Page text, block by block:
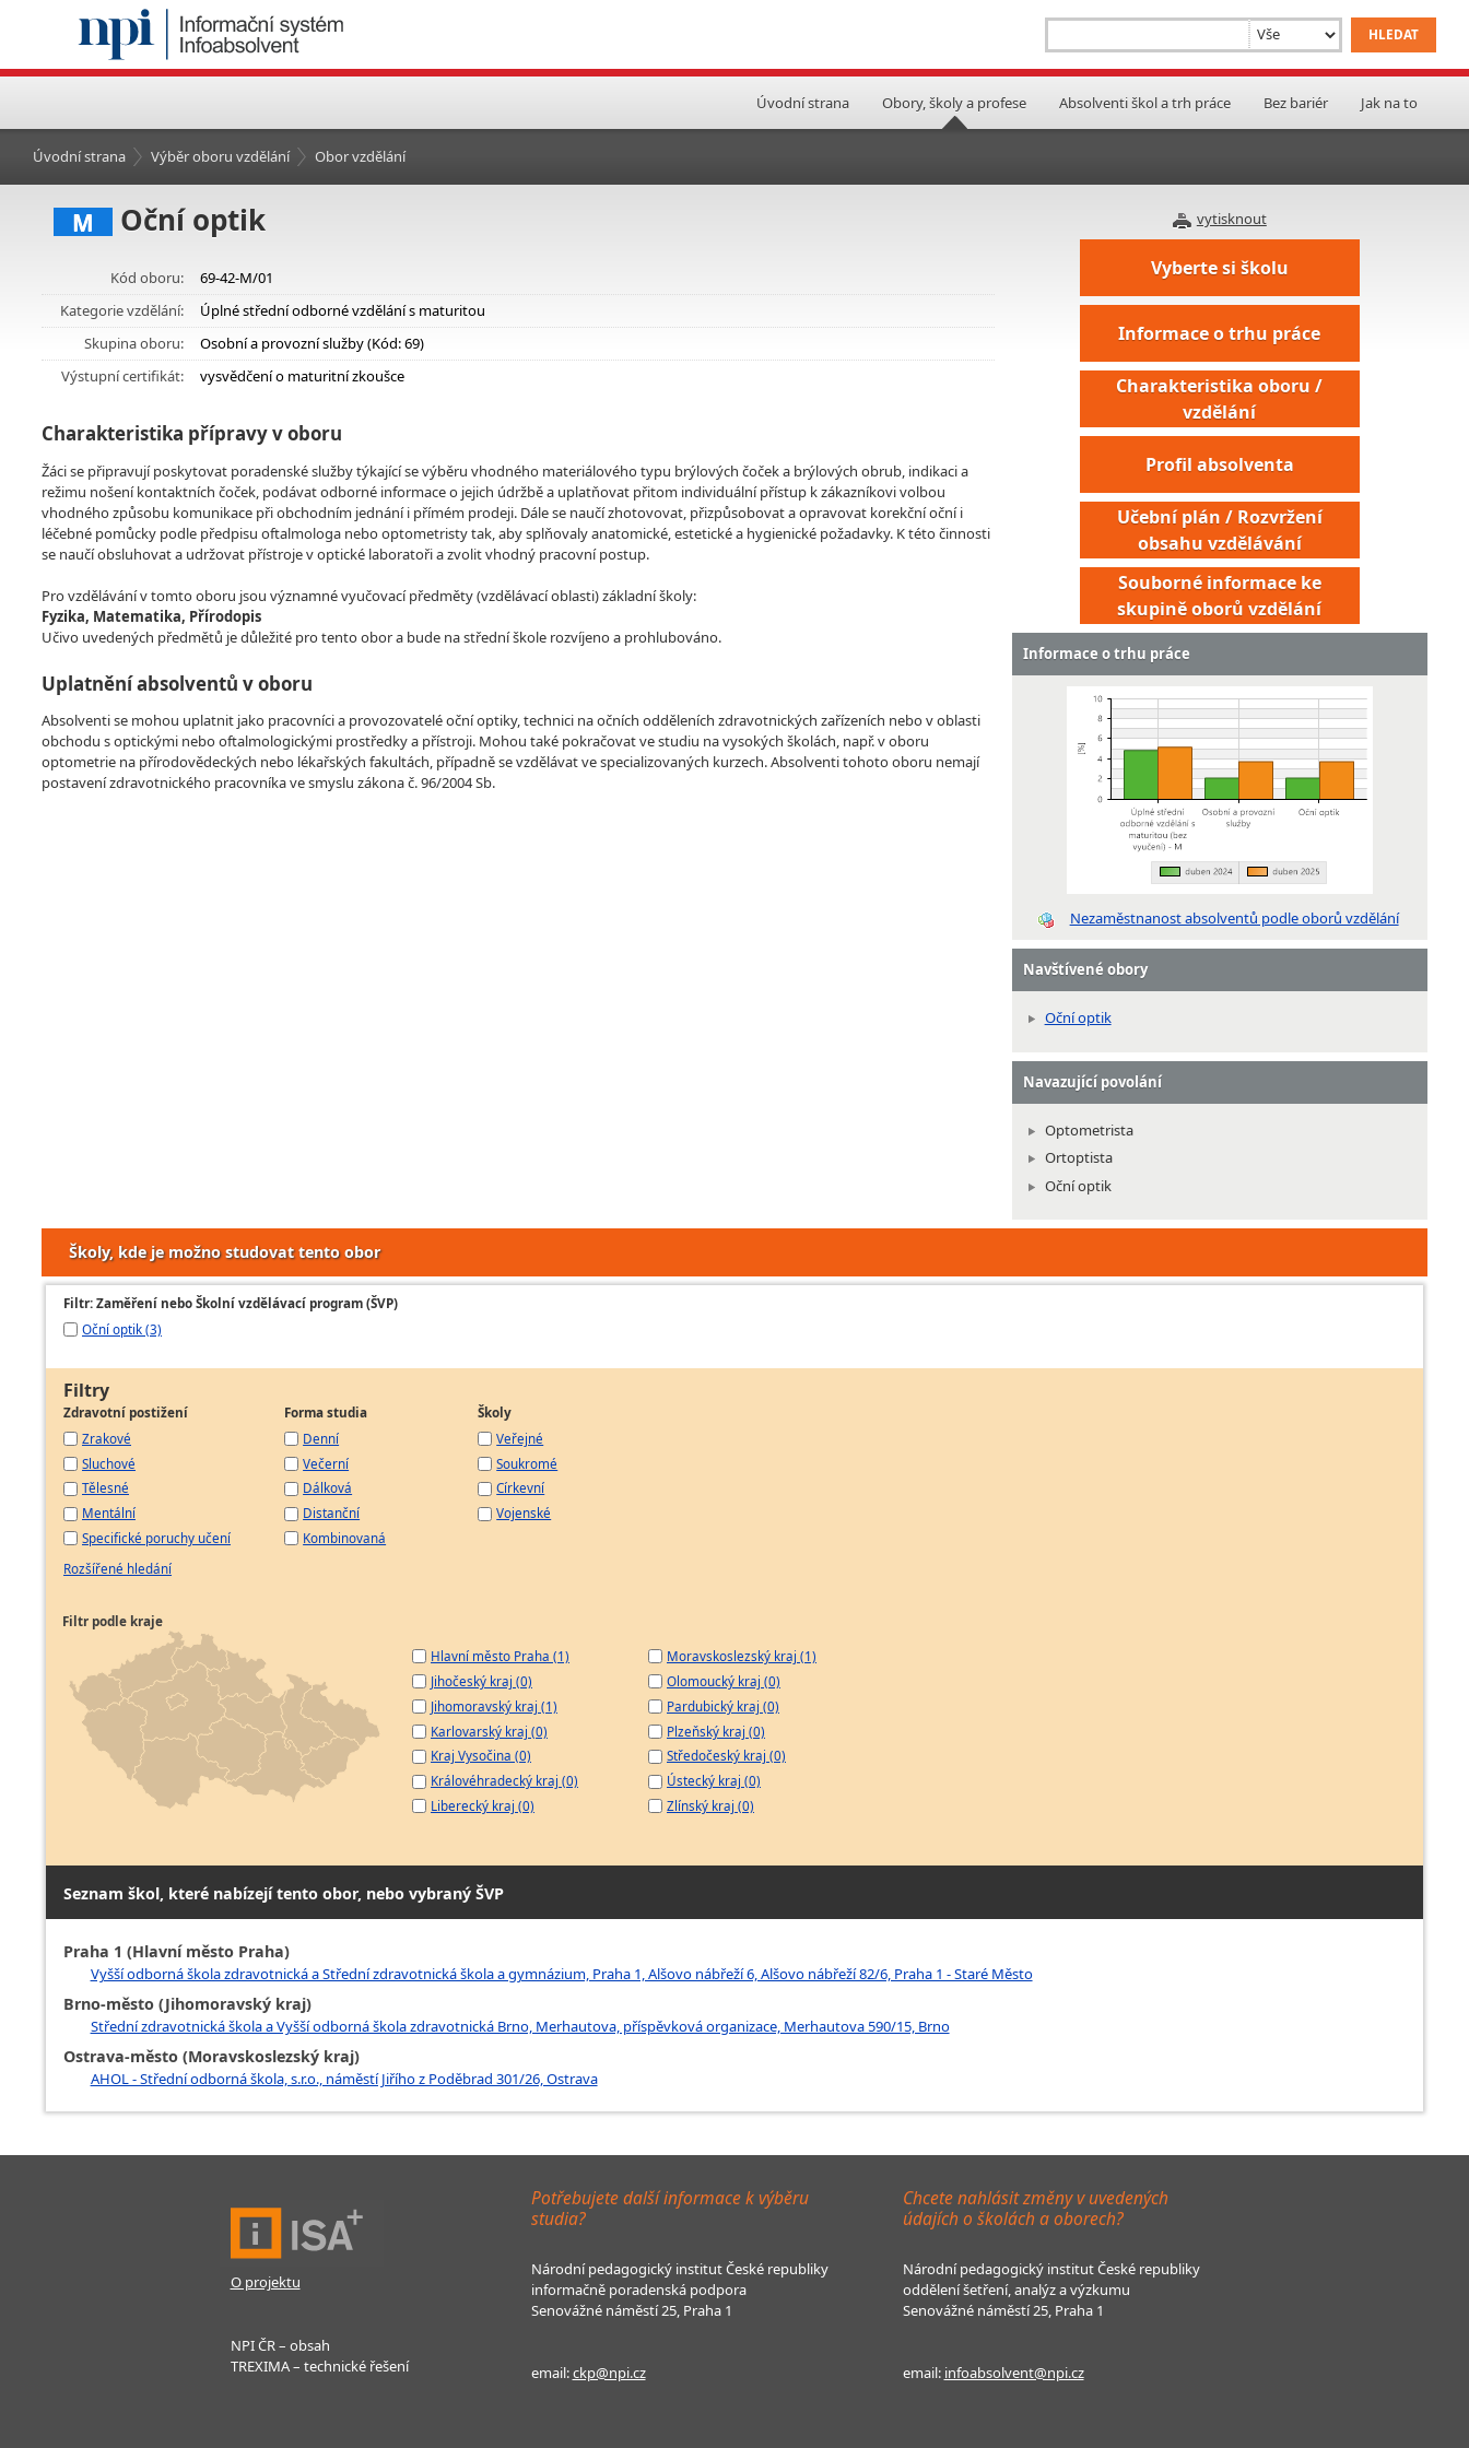
Úvodní strana Obory, školy a profese Absolventi škol a trh práce Bez bariér Jak na to
Úvodní strana Výběr oboru vzdělání Obor vzdělání
vytisknout
M Oční optik
Kód oboru:
69-42-M/01
Kategorie vzdělání:
Úplné střední odborné vzdělání s maturitou
Skupina oboru:
Osobní a provozní služby (Kód: 69)
Výstupní certifikát:
vysvědčení o maturitní zkoušce
Charakteristika přípravy v oboru
Žáci se připravují poskytovat poradenské služby týkající se výběru vhodného materiálového typu brýlových čoček a brýlových obrub, indikaci a
režimu nošení kontaktních čoček, podávat odborné informace o jejich údržbě a uplatňovat přitom individuální přístup k zákazníkovi volbou
vhodného způsobu komunikace při obchodním jednání i přímém prodeji. Dále se naučí zhotovovat, přizpůsobovat a opravovat korekční oční i
léčebné pomůcky podle předpisu oftalmologa nebo optometristy tak, aby splňovaly anatomické, estetické a hygienické požadavky. K této činnosti
se naučí obsluhovat a udržovat přístroje v optické laboratoři a zvolit vhodný pracovní postup.
Pro vzdělávání v tomto oboru jsou významné vyučovací předměty (vzdělávací oblasti) základní školy:
Fyzika, Matematika, Přírodopis
Učivo uvedených předmětů je důležité pro tento obor a bude na střední škole rozvíjeno a prohlubováno.
Uplatnění absolventů v oboru
Absolventi se mohou uplatnit jako pracovníci a provozovatelé oční optiky, technici na očních odděleních zdravotnických zařízeních nebo v oblasti
obchodu s optickými nebo oftalmologickými prostředky a přístroji. Mohou také pokračovat ve studiu na vysokých školách, např. v oboru
optometrie na přírodovědeckých nebo lékařských fakultách, případně se vzdělávat ve specializovaných kurzech. Absolventi tohoto oboru nemají
postavení zdravotnického pracovníka ve smyslu zákona č. 96/2004 Sb.
Vyberte si školu
Informace o trhu práce
Charakteristika oboru /
vzdělání
Profil absolventa
Učební plán / Rozvržení
obsahu vzdělávání
Souborné informace ke
skupině oborů vzdělání
Informace o trhu práce
Nezaměstnanost absolventů podle oborů vzdělání
Navštívené obory
Oční optik
Navazující povolání
Optometrista
Ortoptista
Oční optik
Školy, kde je možno studovat tento obor
Filtr: Zaměření nebo Školní vzdělávací program (ŠVP)
Oční optik (3)
Filtry
Zdravotní postižení
Zrakové
Sluchové
Tělesné
Mentální
Specifické poruchy učení
Forma studia
Denní
Večerní
Dálková
Distanční
Kombinovaná
Školy
Veřejné
Soukromé
Církevní
Vojenské
Rozšířené hledání
Filtr podle kraje
Hlavní město Praha (1)
Jihočeský kraj (0)
Jihomoravský kraj (1)
Karlovarský kraj (0)
Kraj Vysočina (0)
Královéhradecký kraj (0)
Liberecký kraj (0)
Moravskoslezský kraj (1)
Olomoucký kraj (0)
Pardubický kraj (0)
Plzeňský kraj (0)
Středočeský kraj (0)
Ústecký kraj (0)
Zlínský kraj (0)
Seznam škol, které nabízejí tento obor, nebo vybraný ŠVP
Praha 1 (Hlavní město Praha)
Vyšší odborná škola zdravotnická a Střední zdravotnická škola a gymnázium, Praha 1, Alšovo nábřeží 6, Alšovo nábřeží 82/6, Praha 1 - Staré Město
Brno-město (Jihomoravský kraj)
Střední zdravotnická škola a Vyšší odborná škola zdravotnická Brno, Merhautova, příspěvková organizace, Merhautova 590/15, Brno
Ostrava-město (Moravskoslezský kraj)
AHOL - Střední odborná škola, s.r.o., náměstí Jiřího z Poděbrad 301/26, Ostrava
O projektu
NPI ČR – obsah
TREXIMA – technické řešení
Potřebujete další informace k výběru
studia?
Národní pedagogický institut České republiky
informačně poradenská podpora
Senovážné náměstí 25, Praha 1
email:ckp@npi.cz
Chcete nahlásit změny v uvedených
údajích o školách a oborech?
Národní pedagogický institut České republiky
oddělení šetření, analýz a výzkumu
Senovážné náměstí 25, Praha 1
email: infoabsolvent@npi.cz